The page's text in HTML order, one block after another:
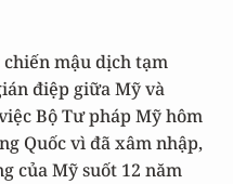
chiến mậu dịch tạm
điệp giữa Mỹ và
Bộ Tư pháp Mỹ hôm
Quốc vì đã xâm nhập,
của Mỹ suốt 12 năm